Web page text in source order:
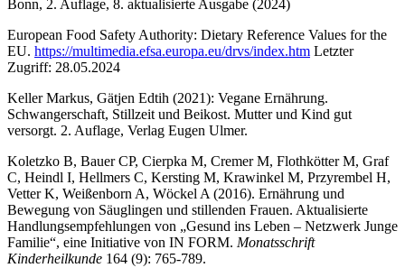
Bonn, 2. Auflage, 8. aktualisierte Ausgabe (2024)
European Food Safety Authority: Dietary Reference Values for the
EU. https://multimedia.efsa.europa.eu/drvs/index.htm Letzter
Zugriff: 28.05.2024
Keller Markus, Gätjen Edtih (2021): Vegane Ernährung.
Schwangerschaft, Stillzeit und Beikost. Mutter und Kind gut
versorgt. 2. Auflage, Verlag Eugen Ulmer.
Koletzko B, Bauer CP, Cierpka M, Cremer M, Flothkötter M, Graf
C, Heindl I, Hellmers C, Kersting M, Krawinkel M, Przyrembel H,
Vetter K, Weißenborn A, Wöckel A (2016). Ernährung und
Bewegung von Säuglingen und stillenden Frauen. Aktualisierte
Handlungsempfehlungen von „Gesund ins Leben – Netzwerk Junge
Familie“, eine Initiative von IN FORM. Monatsschrift
Kinderheilkunde 164 (9): 765-789.